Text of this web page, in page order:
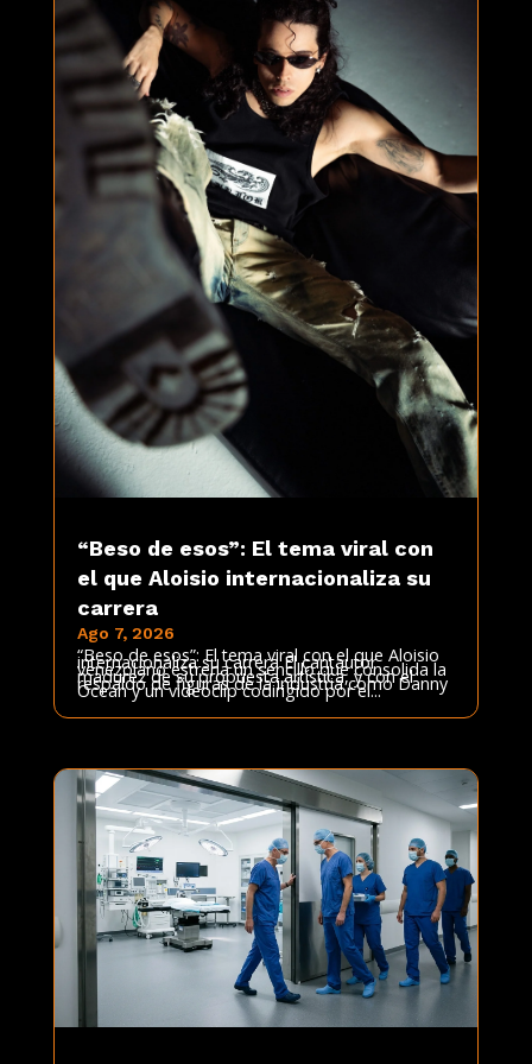
“Beso de esos”: El tema viral con
el que Aloisio internacionaliza su
carrera
Ago 7, 2026
“Beso de esos”: El tema viral con el que Aloisio
internacionaliza su carrera El cantautor
venezolano estrena un sencillo que consolida la
madurez de su propuesta artística, y con el
respaldo de figuras de la industria como Danny
Ocean y un videoclip codirigido por el...